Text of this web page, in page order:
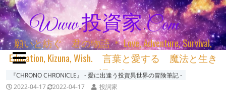
Www.投資家.com
願いと紡ぐ 君の物語 ＊ Love, Adventure, Survival,
Education, Kizuna, Wish. 言葉と愛する 魔法と生き
る 詞と生きる
『CHRONO CHRONICLE』 ‐ 愛に出逢う投資異世界の冒険筆記 ‐
2022-04-17
2022-04-17 投詞家